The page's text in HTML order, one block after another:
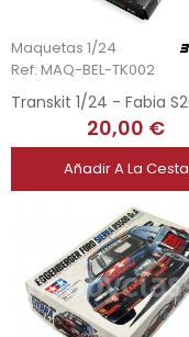
Maquetas 1/24
Ref: MAQ-BEL-TK002
20,00 €
Añadir A La Cesta